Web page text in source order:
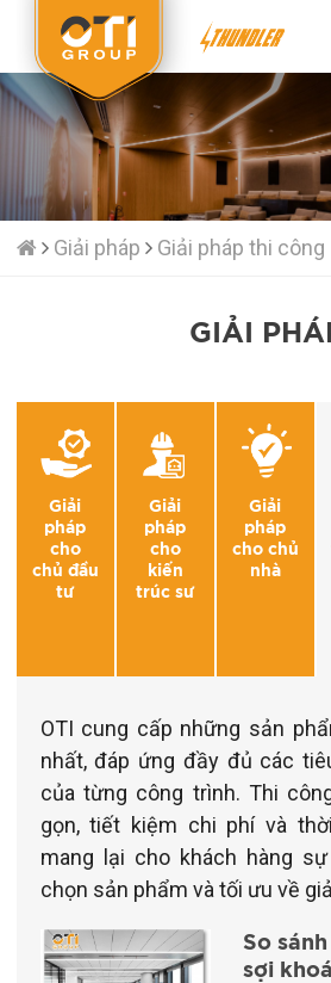
Loading...
Giải pháp Giải pháp thi công
GIẢI
Giải
pháp
cho
chủ đầu
tư
Giải
pháp
cho
kiến
trúc sư
Giải
pháp
cho chủ
nhà
OTI cung cấp những sản
nhất, đáp ứng đầy đủ các
của từng công trình. Thi
gọn, tiết kiệm chi phí và
mang lại cho khách hàng
chọn sản phẩm và tối ưu về
So
sợi